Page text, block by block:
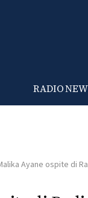
RADIO
Ayane ospite di